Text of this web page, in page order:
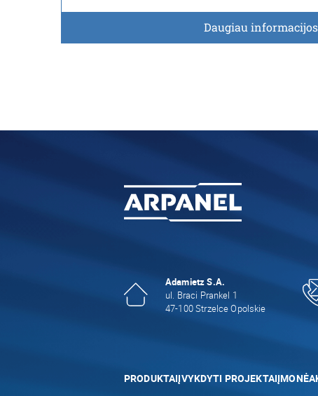
Daugiau informacijos
Adamietz S.A.
ul. Braci Prankel 1
47-100 Strzelce Opolskie
PRODUKTAIĮVYKDYTI PROJEKTAIĮMONĖ